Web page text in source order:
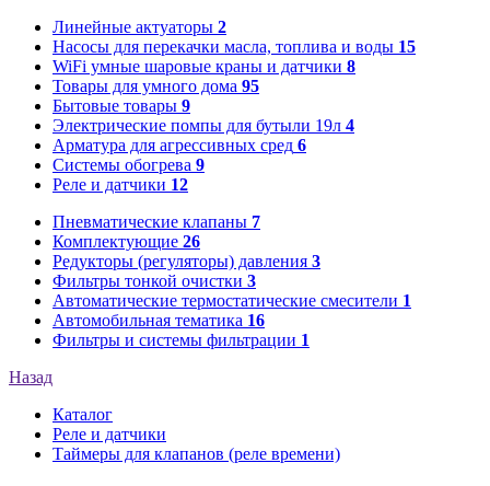
Линейные актуаторы 2
Насосы для перекачки масла, топлива и воды 15
WiFi умные шаровые краны и датчики 8
Товары для умного дома 95
Бытовые товары 9
Электрические помпы для бутыли 19л 4
Арматура для агрессивных сред 6
Системы обогрева 9
Реле и датчики 12
Пневматические клапаны 7
Комплектующие 26
Редукторы (регуляторы) давления 3
Фильтры тонкой очистки 3
Автоматические термостатические смесители 1
Автомобильная тематика 16
Фильтры и системы фильтрации 1
Назад
Каталог
Реле и датчики
Таймеры для клапанов (реле времени)